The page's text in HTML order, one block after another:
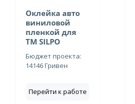
Оклейка авто
виниловой
пленкой для
ТМ SILPO
Бюджет проекта:
14146 Гривен
Перейти к работе